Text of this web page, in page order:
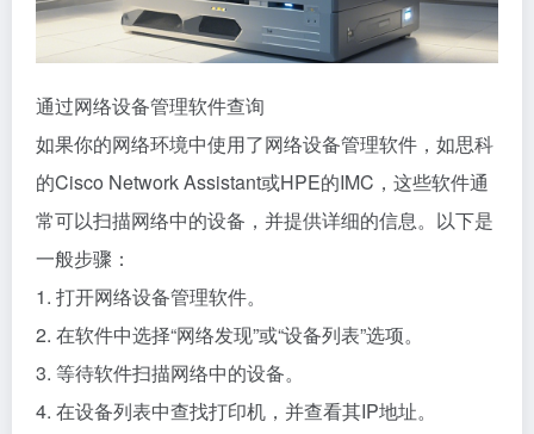
通过网络设备管理软件查询
如果你的网络环境中使用了网络设备管理软件，如思科
的Cisco Network Assistant或HPE的IMC，这些软件通
常可以扫描网络中的设备，并提供详细的信息。以下是
一般步骤：
1. 打开网络设备管理软件。
2. 在软件中选择“网络发现”或“设备列表”选项。
3. 等待软件扫描网络中的设备。
4. 在设备列表中查找打印机，并查看其IP地址。